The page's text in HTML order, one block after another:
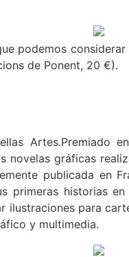
podemos
de Ponent, 20 €).
Artes.Premiado
novelas gráficas
publicada en
primeras historias
ilustraciones para
y multimedia.